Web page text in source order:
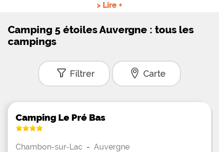
> Lire +
Camping 5 étoiles Auvergne : tous les
campings
Filtrer Carte
Camping Le Pré Bas
Chambon-sur-Lac - Auvergne